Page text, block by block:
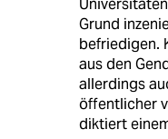
Grund
befriedigen.
aus den
allerdings
öffentlicher
diktiert